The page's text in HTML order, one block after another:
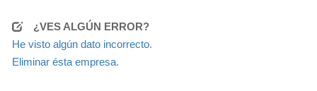
¿VES ALGÚN ERROR?
He visto algún dato incorrecto.
Eliminar ésta empresa.